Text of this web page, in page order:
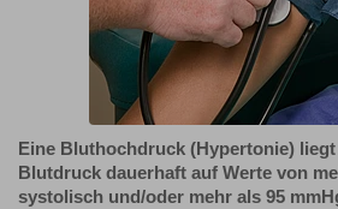
Eine Bluthochdruck (Hypertonie)
Blutdruck dauerhaft auf Werte von
systolisch und/oder mehr als 95